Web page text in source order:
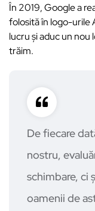
În 2019, Google a
folosită în logo-urile
lucru și aduc un nou
trăim.
De fiecare
nostru,
schimbare, ci
oamenii de